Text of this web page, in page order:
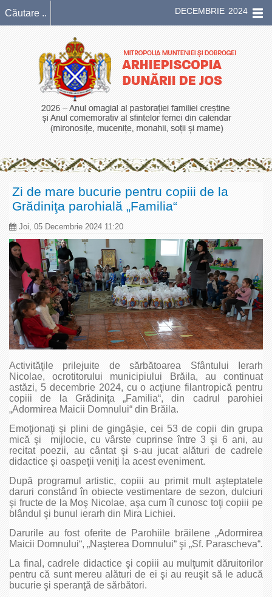
DECEMBRIE 2024
Zi de mare bucurie pentru copiii de la
Grădiniţa parohială „Familia“
Joi, 05 Decembrie 2024 11:20
Activităţile prilejuite de sărbătoarea Sfântului Ierarh
Nicolae, ocrotitorului municipiului Brăila, au continuat
astăzi, 5 decembrie 2024, cu o acţiune filantropică pentru
copiii de la Grădiniţa „Familia“, din cadrul parohiei
„Adormirea Maicii Domnului“ din Brăila.
Emoţionaţi şi plini de gingăşie, cei 53 de copii din grupa
mică şi mijlocie, cu vârste cuprinse între 3 şi 6 ani, au
recitat poezii, au cântat şi s-au jucat alături de cadrele
didactice şi oaspeţii veniţi la acest eveniment.
După programul artistic, copiii au primit mult aşteptatele
daruri constând în obiecte vestimentare de sezon, dulciuri
şi fructe de la Moş Nicolae, aşa cum îl cunosc toţi copiii pe
blândul şi bunul ierarh din Mira Lichiei.
Darurile au fost oferite de Parohiile brăilene „Adormirea
Maicii Domnului“, „Naşterea Domnului“ şi „Sf. Parascheva“.
La final, cadrele didactice şi copiii au mulţumit dăruitorilor
pentru că sunt mereu alături de ei şi au reuşit să le aducă
bucurie şi speranţă de sărbători.